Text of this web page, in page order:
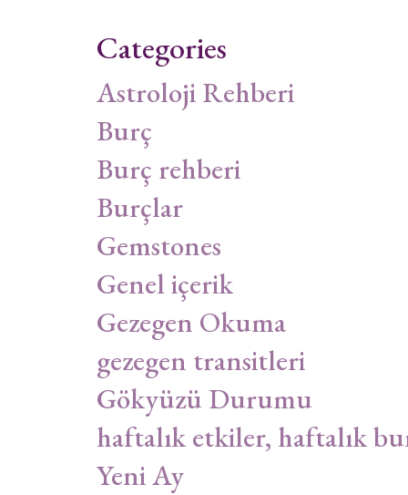
Categories
Astroloji Rehberi
Burç
Burç rehberi
Burçlar
Gemstones
Genel içerik
Gezegen Okuma
gezegen transitleri
Gökyüzü Durumu
haftalık etkiler, haftalık
Yeni Ay